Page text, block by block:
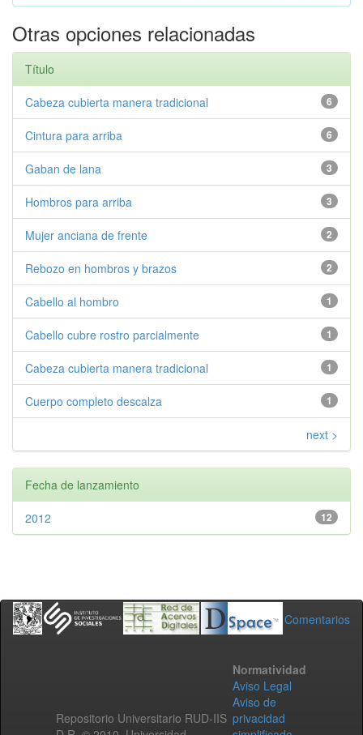
Otras opciones relacionadas
Título
6
Cabeza cubierta manera tradicional
6
Cintura para arriba
3
Gaban de lana
3
Hombros para arriba
2
Mujer anciana de frente
2
Rebozo en hombros y brazos
1
Cabello al hombro
1
Cabello cubre rostro parcialmente
1
Cabeza cubierta manera tradicional
1
Cuerpo completo descalza
next >
Fecha de lanzamiento
12
2012
Comentarios
Repositorio Universitario RUD-IIS
Normatividad
Aviso Legal
Aviso de
privacidad